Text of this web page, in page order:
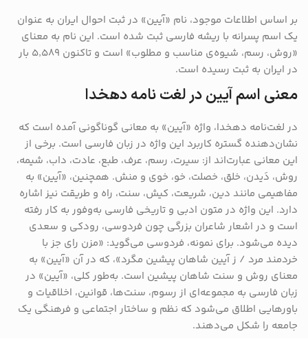
بر اساس اطلاعات موجود، نام «آیین» در ثبت احوال ایران به عنوان
یک اسم پسرانه با ریشه فارسی ثبت شده است. این نام به معنای
«روش، رسم، شیوه‌ی مناسب و مطلوب» است و تاکنون ۵٬۵۸۹ بار
در ایران به ثبت رسیده است.
معنی اسم آیین در لغت نامه دهخدا
در لغت‌نامه دهخدا، واژه «آیین» به معانی گوناگونی آمده است که
نشان‌دهنده گستره کاربرد این واژه در زبان فارسی است. برخی از
این معانی عبارت‌اند از: سیرت، رسم، عرف، طبع، عادت، داب، شیمه،
روش، دَیدن، خلق، خصلت، خو، خوی و منش. همچنین، «آیین» به
مفاهیمی مانند دین، شریعت، کیش، سنت، راه و طریقت نیز اشاره
دارد. این واژه در متون ادبی و تاریخی فارسی به‌وفور به کار رفته
است و در اشعار شاعران بزرگی چون فردوسی، رودکی و سعدی
دیده می‌شود. برای نمونه، فردوسی می‌گوید: «مزن رای جز با
خردمند مرد / ز آیین شاهان پیشین مگرد»، که در آن «آیین» به
معنای روش و سنت شاهان پیشین است. به‌طور کلی، «آیین» در
زبان فارسی به مجموعه‌ای از رسوم، سنت‌ها، قوانین، اخلاقیات و
باورهایی اطلاق می‌شود که نظم و ساختار اجتماعی و فرهنگی یک
جامعه را شکل می‌دهند.